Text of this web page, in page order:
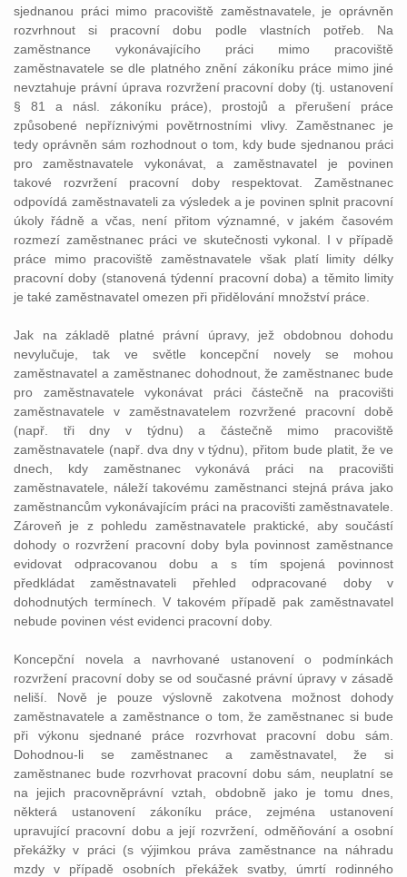
sjednanou práci mimo pracoviště zaměstnavatele, je oprávněn
rozvrhnout si pracovní dobu podle vlastních potřeb. Na
zaměstnance vykonávajícího práci mimo pracoviště
zaměstnavatele se dle platného znění zákoníku práce mimo jiné
nevztahuje právní úprava rozvržení pracovní doby (tj. ustanovení
§ 81 a násl. zákoníku práce), prostojů a přerušení práce
způsobené nepříznivými povětrnostními vlivy. Zaměstnanec je
tedy oprávněn sám rozhodnout o tom, kdy bude sjednanou práci
pro zaměstnavatele vykonávat, a zaměstnavatel je povinen
takové rozvržení pracovní doby respektovat. Zaměstnanec
odpovídá zaměstnavateli za výsledek a je povinen splnit pracovní
úkoly řádně a včas, není přitom významné, v jakém časovém
rozmezí zaměstnanec práci ve skutečnosti vykonal. I v případě
práce mimo pracoviště zaměstnavatele však platí limity délky
pracovní doby (stanovená týdenní pracovní doba) a těmito limity
je také zaměstnavatel omezen při přidělování množství práce.
Jak na základě platné právní úpravy, jež obdobnou dohodu
nevylučuje, tak ve světle koncepční novely se mohou
zaměstnavatel a zaměstnanec dohodnout, že zaměstnanec bude
pro zaměstnavatele vykonávat práci částečně na pracovišti
zaměstnavatele v zaměstnavatelem rozvržené pracovní době
(např. tři dny v týdnu) a částečně mimo pracoviště
zaměstnavatele (např. dva dny v týdnu), přitom bude platit, že ve
dnech, kdy zaměstnanec vykonává práci na pracovišti
zaměstnavatele, náleží takovému zaměstnanci stejná práva jako
zaměstnancům vykonávajícím práci na pracovišti zaměstnavatele.
Zároveň je z pohledu zaměstnavatele praktické, aby součástí
dohody o rozvržení pracovní doby byla povinnost zaměstnance
evidovat odpracovanou dobu a s tím spojená povinnost
předkládat zaměstnavateli přehled odpracované doby v
dohodnutých termínech. V takovém případě pak zaměstnavatel
nebude povinen vést evidenci pracovní doby.
Koncepční novela a navrhované ustanovení o podmínkách
rozvržení pracovní doby se od současné právní úpravy v zásadě
neliší. Nově je pouze výslovně zakotvena možnost dohody
zaměstnavatele a zaměstnance o tom, že zaměstnanec si bude
při výkonu sjednané práce rozvrhovat pracovní dobu sám.
Dohodnou-li se zaměstnanec a zaměstnavatel, že si
zaměstnanec bude rozvrhovat pracovní dobu sám, neuplatní se
na jejich pracovněprávní vztah, obdobně jako je tomu dnes,
některá ustanovení zákoníku práce, zejména ustanovení
upravující pracovní dobu a její rozvržení, odměňování a osobní
překážky v práci (s výjimkou práva zaměstnance na náhradu
mzdy v případě osobních překážek svatby, úmrtí rodinného